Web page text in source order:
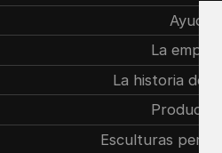
Ayuda
La empresa
La historia de la
Producción
Esculturas